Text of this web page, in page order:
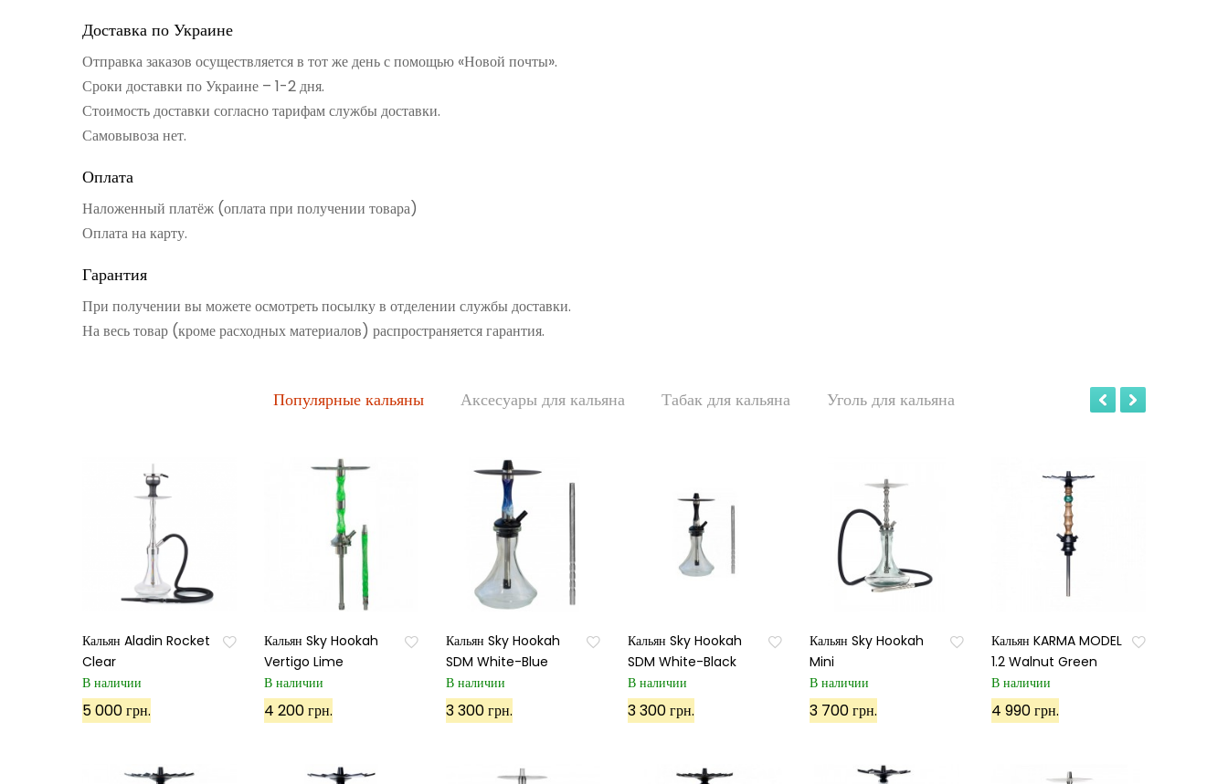
Доставка по Украине
Отправка заказов осуществляется в тот же день с помощью «Новой почты».
Сроки доставки по Украине – 1-2 дня.
Стоимость доставки согласно тарифам службы доставки.
Самовывоза нет.
Оплата
Наложенный платёж (оплата при получении товара)
Оплата на карту.
Гарантия
При получении вы можете осмотреть посылку в отделении службы доставки.
На весь товар (кроме расходных материалов) распространяется гарантия.
Популярные кальяны Аксесуары для кальяна Табак для кальяна Уголь для кальяна
Кальян Aladin Rocket
Clear
В наличии
5 000 грн.
Кальян Sky Hookah
Vertigo Lime
В наличии
4 200 грн.
Кальян Sky Hookah
SDM White-Blue
В наличии
3 300 грн.
Кальян Sky Hookah
SDM White-Black
В наличии
3 300 грн.
Кальян Sky Hookah
Mini
В наличии
3 700 грн.
Кальян KARMA MODEL
1.2 Walnut Green
В наличии
4 990 грн.